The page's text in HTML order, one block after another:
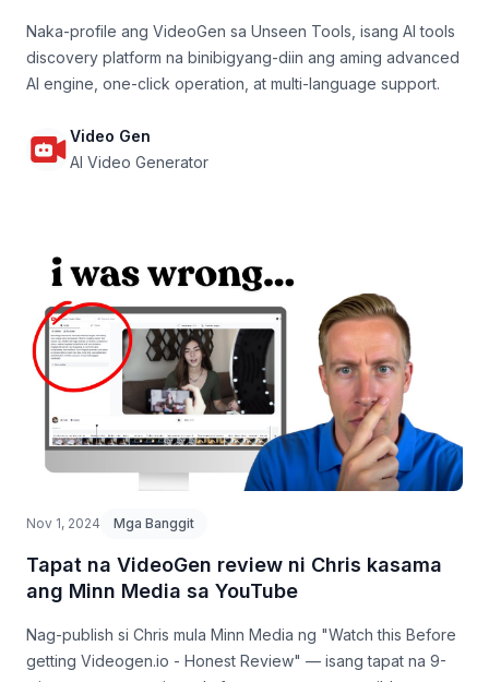
Naka-profile ang VideoGen sa Unseen Tools, isang AI tools
discovery platform na binibigyang-diin ang aming advanced
AI engine, one-click operation, at multi-language support.
Video Gen
AI Video Generator
Nov 1, 2024 Mga Banggit
Tapat na VideoGen review ni Chris kasama
ang Minn Media sa YouTube
Nag-publish si Chris mula Minn Media ng "Watch this Before
getting Videogen.io - Honest Review" — isang tapat na 9-